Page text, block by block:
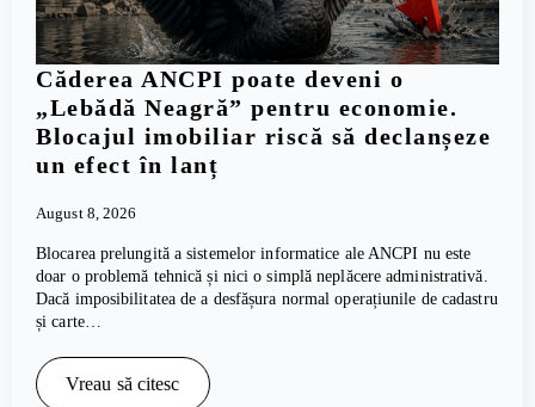
Căderea ANCPI poate deveni o
„Lebădă Neagră” pentru economie.
Blocajul imobiliar riscă să declanșeze
un efect în lanț
August 8, 2026
Blocarea prelungită a sistemelor informatice ale ANCPI nu este
doar o problemă tehnică și nici o simplă neplăcere administrativă.
Dacă imposibilitatea de a desfășura normal operațiunile de cadastru
și carte…
Vreau să citesc